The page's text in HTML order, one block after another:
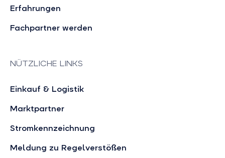
Erfahrungen
Fachpartner werden
NÜTZLICHE LINKS
Einkauf & Logistik
Marktpartner
Stromkennzeichnung
Meldung zu Regelverstößen